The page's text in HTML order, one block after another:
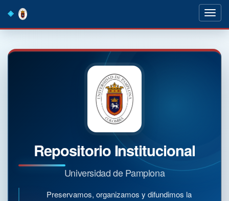
navigation
Repositorio Institucional
Universidad de Pamplona
Preservamos, organizamos y difundimos la